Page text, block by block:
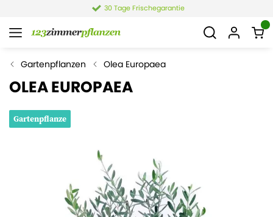
30 Tage Frischegarantie
Gartenpflanzen Olea Europaea
OLEA EUROPAEA
Gartenpflanze